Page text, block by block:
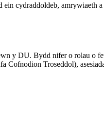
cydraddoldeb,
y DU. Bydd nifer o rolau o
Troseddol),